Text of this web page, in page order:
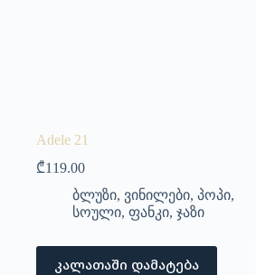
Adele 21
₾119.00
ბლუზი, ვინილები, პოპი,
სოული, ფანკი, ჯაზი
კალათაში დამატება